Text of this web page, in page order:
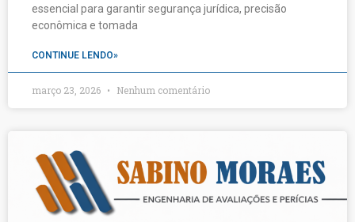
essencial para garantir segurança jurídica, precisão
econômica e tomada
CONTINUE LENDO»
março 23, 2026 Nenhum comentário